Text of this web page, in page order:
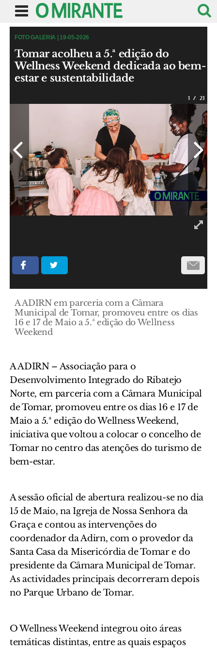
FOTO GALERIA | 19-05-2026
Tomar acolheu a 5.ª edição do
Wellness Weekend dedicada ao bem-
estar e sustentabilidade
1 / 23
A ADIRN em parceria com a Câmara
Municipal de Tomar, promoveu entre os dias
16 e 17 de Maio a 5.ª edição do Wellness
Weekend
A ADIRN – Associação para o
Desenvolvimento Integrado do Ribatejo
Norte, em parceria com a Câmara Municipal
de Tomar, promoveu entre os dias 16 e 17 de
Maio a 5.ª edição do Wellness Weekend,
iniciativa que voltou a colocar o concelho de
Tomar no centro das atenções do turismo de
bem-estar.
A sessão oficial de abertura realizou-se no dia
15 de Maio, na Igreja de Nossa Senhora da
Graça e contou as intervenções do
coordenador da Adirn, com o provedor da
Santa Casa da Misericórdia de Tomar e do
presidente da Câmara Municipal de Tomar.
As actividades principais decorreram depois
no Parque Urbano de Tomar.
O Wellness Weekend integrou oito áreas
temáticas distintas, entre as quais espaços